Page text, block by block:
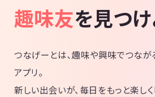
趣味友を見つけ
つなげーとは、趣味や興味でつなが
アプリ。
新しい出会いが、毎日をもっと楽しく